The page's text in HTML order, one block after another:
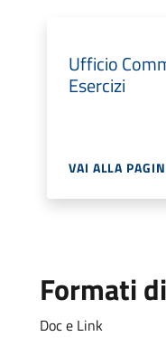
Ufficio
Esercizi
VAI ALLA
Formati
Doc e Link